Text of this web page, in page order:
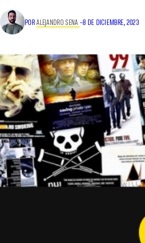
PORALEJANDRO SENA –8 DE DICIEMBRE, 2023